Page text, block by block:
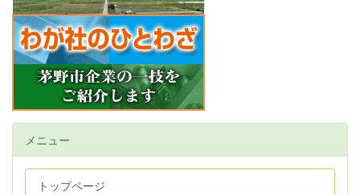
メニュー
トップページ